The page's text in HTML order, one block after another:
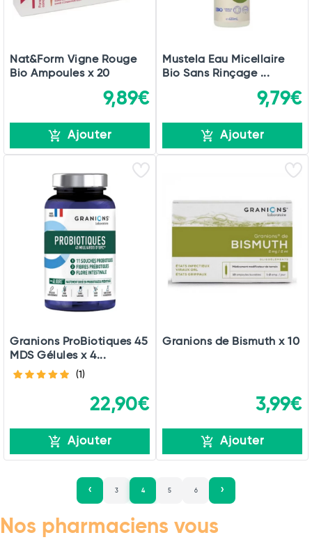
Nat&Form Vigne Rouge
Bio Ampoules x 20
9,89€
Ajouter
Mustela Eau Micellaire
Bio Sans Rinçage ...
9,79€
Ajouter
Granions ProBiotiques 45
MDS Gélules x 4...
(1)
22,90€
Ajouter
Granions de Bismuth x 10
3,99€
Ajouter
3 4 5 6
Nos pharmaciens vous